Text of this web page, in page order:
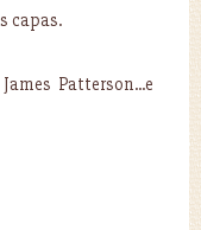
capas.
Patterson...e